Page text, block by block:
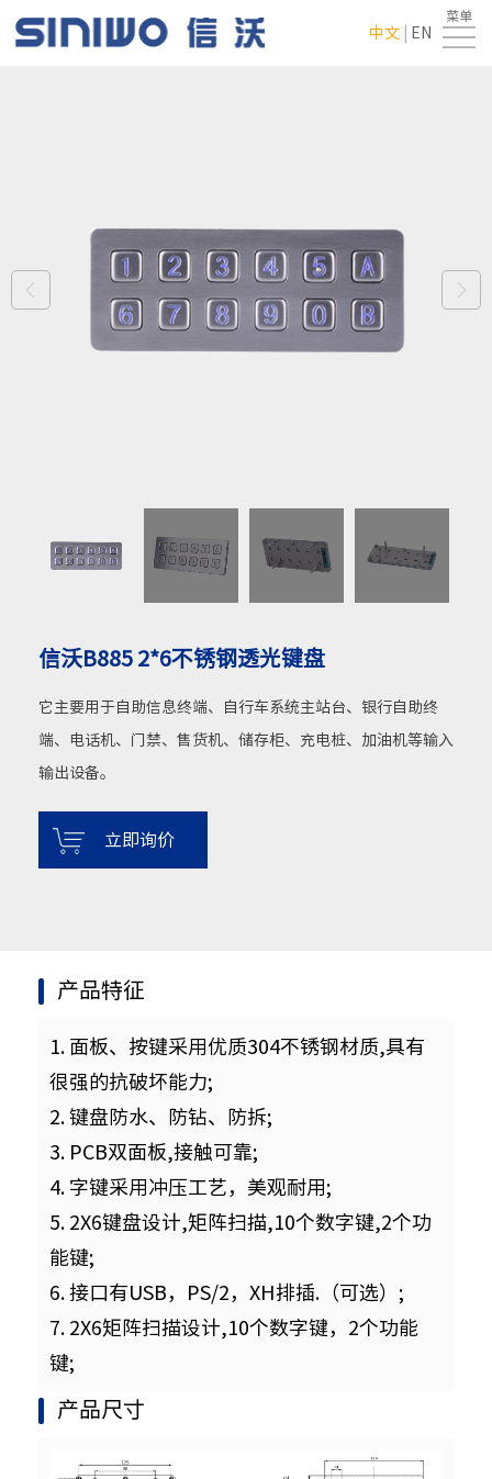
菜单
中文 EN
首
心
中
业
联
信沃B885 2*6不锈钢透光键盘
它主要用于自助信息终端、自行车系统主站台、银行自助终
端、电话机、门禁、售货机、储存柜、充电桩、加油机等输入
输出设备。
立即询价
产品特征
1. 面板、按键采用优质304不锈钢材质,具有
很强的抗破坏能力;
2. 键盘防水、防钻、防拆;
3. PCB双面板,接触可靠;
4. 字键采用冲压工艺，美观耐用;
5. 2X6键盘设计,矩阵扫描,10个数字键,2个功
能键;
6. 接口有USB，PS/2，XH排插.（可选）;
7. 2X6矩阵扫描设计,10个数字键，2个功能
键;
产品尺寸